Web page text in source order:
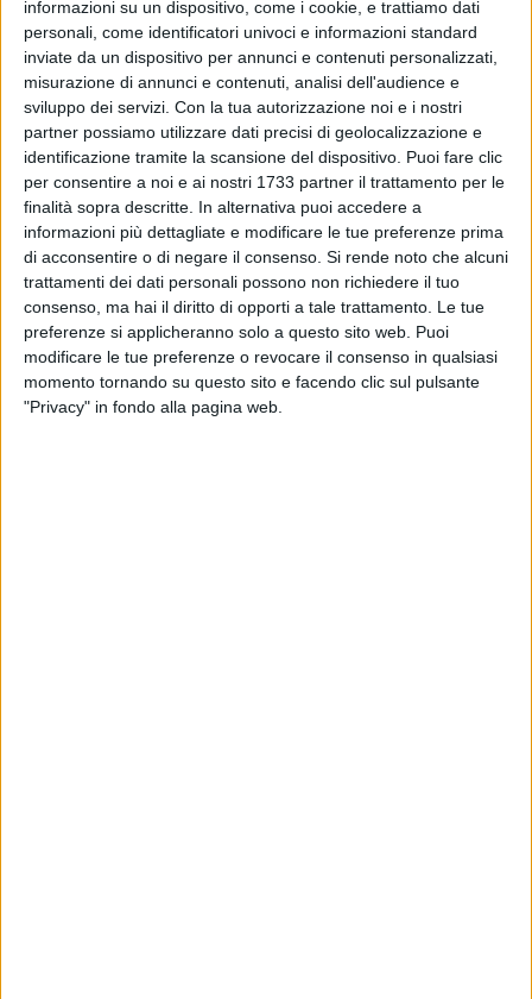
informazioni su un dispositivo, come i cookie, e trattiamo dati
personali, come identificatori univoci e informazioni standard
inviate da un dispositivo per annunci e contenuti personalizzati,
misurazione di annunci e contenuti, analisi dell'audience e
sviluppo dei servizi. Con la tua autorizzazione noi e i nostri
partner possiamo utilizzare dati precisi di geolocalizzazione e
identificazione tramite la scansione del dispositivo. Puoi fare clic
per consentire a noi e ai nostri 1733 partner il trattamento per le
finalità sopra descritte. In alternativa puoi accedere a
informazioni più dettagliate e modificare le tue preferenze prima
di acconsentire o di negare il consenso. Si rende noto che alcuni
trattamenti dei dati personali possono non richiedere il tuo
consenso, ma hai il diritto di opporti a tale trattamento. Le tue
preferenze si applicheranno solo a questo sito web. Puoi
modificare le tue preferenze o revocare il consenso in qualsiasi
momento tornando su questo sito e facendo clic sul pulsante
"Privacy" in fondo alla pagina web.
situazione è monitorata dal Comune e dalla Provincia che
hanno attivato i rispettivi piani neve. Le scuole sono chiuse a
Potenza e in numerosi Comuni della provincia, con decisione
che i sindaci hanno già preso ieri, dopo l'allerta meteo di
Protezione civile. Infatti ieri sera il sindaco di Potenza Mario
Guarente ha firmato un'ordinanza con cui ha disposto per
oggi ''la chiusura straordinaria e temporanea delle scuole di
ogni ordine e grado della città di Potenza, escluse le strutture
educative degli asili nido e le sedi universitarie cittadine, a
seguito dell'allerta meteo diramata dalla Protezione civile e
sentito l'ufficio di Protezione civile comunale, per repentino
abbassamento delle temperature e le previste precipitazioni